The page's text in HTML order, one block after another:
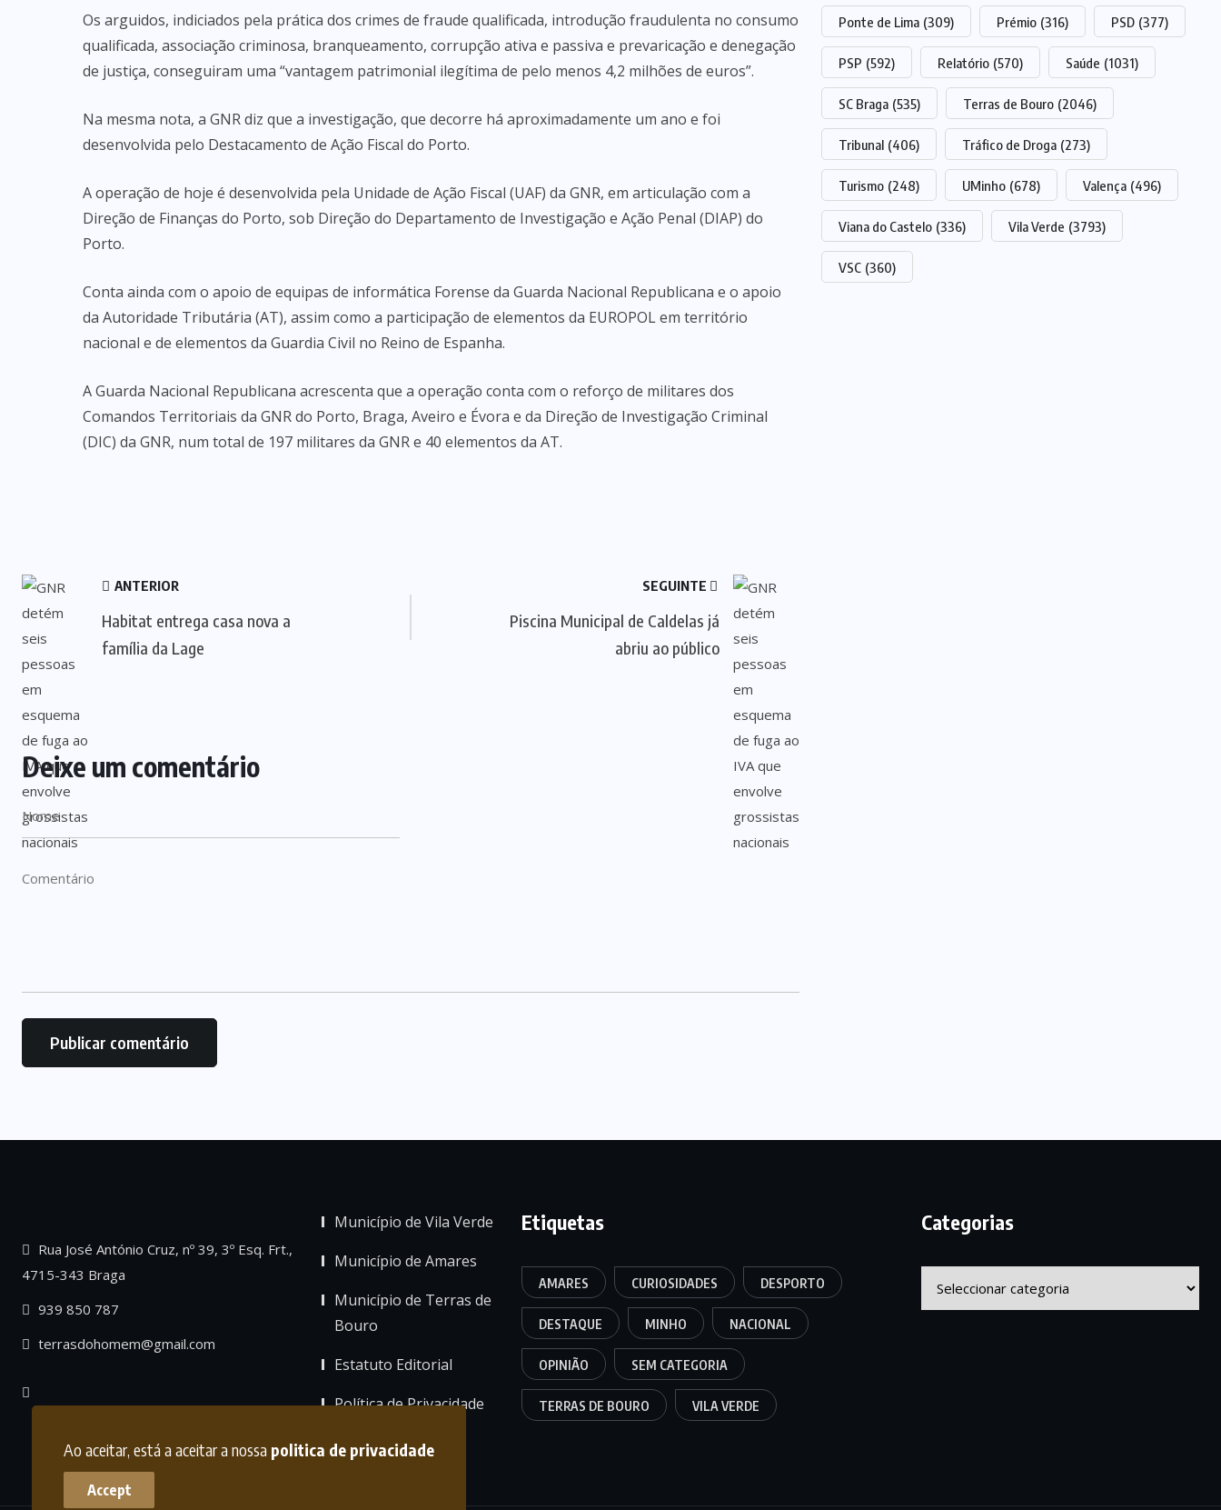
Ao aceitar, está a aceitar a nossa politica de privacidade
Accept
Os arguidos, indiciados pela prática dos crimes de fraude qualificada, introdução fraudulenta no consumo
qualificada, associação criminosa, branqueamento, corrupção ativa e passiva e prevaricação e denegação
de justiça, conseguiram uma “vantagem patrimonial ilegítima de pelo menos 4,2 milhões de euros”.
Na mesma nota, a GNR diz que a investigação, que decorre há aproximadamente um ano e foi
desenvolvida pelo Destacamento de Ação Fiscal do Porto.
A operação de hoje é desenvolvida pela Unidade de Ação Fiscal (UAF) da GNR, em articulação com a
Direção de Finanças do Porto, sob Direção do Departamento de Investigação e Ação Penal (DIAP) do
Porto.
Conta ainda com o apoio de equipas de informática Forense da Guarda Nacional Republicana e o apoio
da Autoridade Tributária (AT), assim como a participação de elementos da EUROPOL em território
nacional e de elementos da Guardia Civil no Reino de Espanha.
A Guarda Nacional Republicana acrescenta que a operação conta com o reforço de militares dos
Comandos Territoriais da GNR do Porto, Braga, Aveiro e Évora e da Direção de Investigação Criminal
(DIC) da GNR, num total de 197 militares da GNR e 40 elementos da AT.
ANTERIOR
Habitat entrega casa nova a
família da Lage
SEGUINTE
Piscina Municipal de Caldelas já
abriu ao público
Deixe um comentário
Ponte de Lima (309) Prémio (316) PSD (377)
PSP (592) Relatório (570) Saúde (1031)
SC Braga (535) Terras de Bouro (2046)
Tribunal (406) Tráfico de Droga (273)
Turismo (248) UMinho (678) Valença (496)
Viana do Castelo (336) Vila Verde (3793)
VSC (360)
Rua José António Cruz, nº 39, 3º Esq. Frt.,
4715-343 Braga
939 850 787
terrasdohomem@gmail.com
Município de Vila Verde
Município de Amares
Município de Terras de
Bouro
Estatuto Editorial
Política de Privacidade
Etiquetas
AMARES CURIOSIDADES DESPORTO
DESTAQUE MINHO NACIONAL
OPINIÃO SEM CATEGORIA
TERRAS DE BOURO VILA VERDE
Categorias